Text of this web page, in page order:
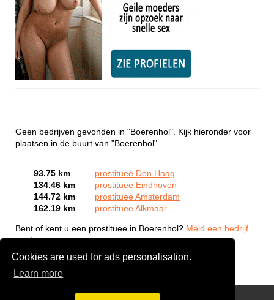
Cookies are used for ads personalisation.
Learn more
Geen bedrijven gevonden in "Boerenhol". Kijk hieronder voor
plaatsen in de buurt van "Boerenhol".
93.75 km
prostituee Den Haag
134.46 km
prostituee Eindhoven
144.72 km
prostituee Amsterdam
162.19 km
prostituee Alkmaar
Bent of kent u een prostituee in Boerenhol? Meld een bedrijf
gratis aan